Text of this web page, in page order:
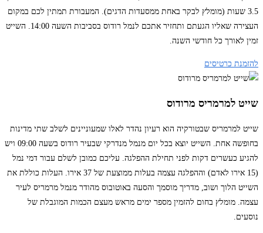
3.5 שעות (מומלץ לבקר באחת ממסעדות הדגים). המעבורת תמתין לכם במקום
העצירה שאליו הגעתם ותחזיר אתכם לנמל רודוס בסביבות השעה 14:00. השייט
זמין לאורך כל חודשי השנה.
להזמנת כרטיסים
שייט למרמריס מרודוס
שייט למרמריס שבטורקיה הוא רעיון נהדר לאלו שמעוניינים לשלב שתי מדינות
בחופשה אחת. השייט יוצא בכל יום מנמל מנדרקי שבעיר רודוס בשעה 09:00 ויש
להגיע כעשרים דקות לפני תחילת ההפלגה. עליכם כמובן לשלם עבור דמי נמל
(15 אירו לאדם) וההפלגה עצמה בעלות ממוצעת של 37 אירו. העלות כוללת את
השייט הלוך ושוב, מדריך מוסמך והסעה באוטובוס מהודר מנמל מרמריס לעיר
עצמה. מומלץ בחום להזמין מספר ימים מראש מעצם הכמות המוגבלת של
נוסעים.